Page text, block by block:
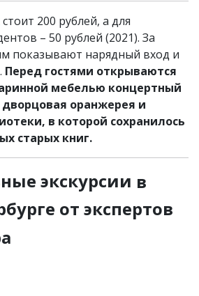
200 рублей, а для
– 50 рублей (2021). За
показывают нарядный вход и
Перед гостями открываются
мебелью концертный
дворцовая оранжерея и
в которой сохранилось
старых книг.
экскурсии в
от экспертов